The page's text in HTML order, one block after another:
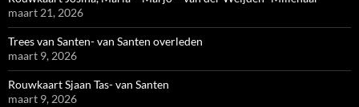
maart 21, 2026
Trees van Santen- van Santen overleden
maart 9, 2026
Rouwkaart Sjaan Tas- van Santen
maart 9, 2026